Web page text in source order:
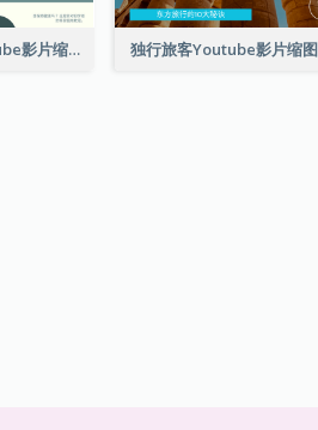
轻松户外锻炼Youtube影片缩图 独行旅客Youtube影片缩图